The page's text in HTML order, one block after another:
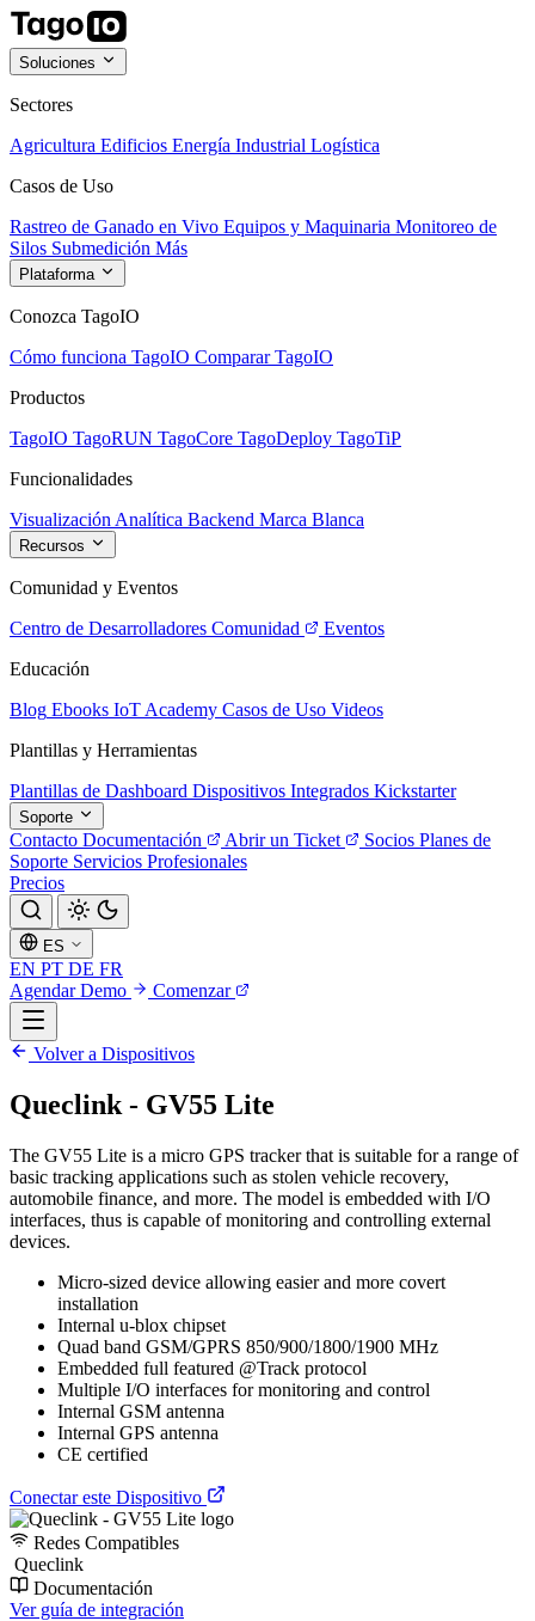
Soluciones
Sectores
Agricultura Edificios Energía Industrial Logística
Casos de Uso
Rastreo de Ganado en Vivo Equipos y Maquinaria Monitoreo de
Silos Submedición Más
Plataforma
Conozca TagoIO
Cómo funciona TagoIO Comparar TagoIO
Productos
TagoIO TagoRUN TagoCore TagoDeploy TagoTiP
Funcionalidades
Visualización Analítica Backend Marca Blanca
Recursos
Comunidad y Eventos
Centro de Desarrolladores Comunidad
Eventos
Educación
Blog Ebooks IoT Academy Casos de Uso Videos
Plantillas y Herramientas
Plantillas de Dashboard Dispositivos Integrados Kickstarter
Soporte
Contacto Documentación Abrir un Ticket Socios Planes de
Soporte Servicios Profesionales
Precios
ES
EN PT DE FR
Agendar Demo
Comenzar
Volver a Dispositivos
Queclink - GV55 Lite
The GV55 Lite is a micro GPS tracker that is suitable for a range of
basic tracking applications such as stolen vehicle recovery,
automobile finance, and more. The model is embedded with I/O
interfaces, thus is capable of monitoring and controlling external
devices.
Micro-sized device allowing easier and more covert
installation
Internal u-blox chipset
Quad band GSM/GPRS 850/900/1800/1900 MHz
Embedded full featured @Track protocol
Multiple I/O interfaces for monitoring and control
Internal GSM antenna
Internal GPS antenna
CE certified
Conectar este Dispositivo
Redes Compatibles
Queclink
Documentación
Ver guía de integración